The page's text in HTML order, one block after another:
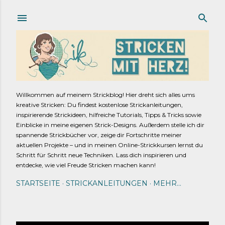
Willkommen auf meinem Strickblog! Hier dreht sich alles ums
kreative Stricken: Du findest kostenlose Strickanleitungen,
inspirierende Strickideen, hilfreiche Tutorials, Tipps & Tricks sowie
Einblicke in meine eigenen Strick-Designs. Außerdem stelle ich dir
spannende Strickbücher vor, zeige dir Fortschritte meiner
aktuellen Projekte – und in meinen Online-Strickkursen lernst du
Schritt für Schritt neue Techniken. Lass dich inspirieren und
entdecke, wie viel Freude Stricken machen kann!
STARTSEITE STRICKANLEITUNGEN MEHR…